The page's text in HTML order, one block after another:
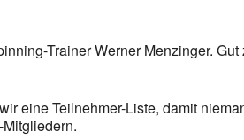
Trainer Werner Menzinger.
eine Teilnehmer-Liste, damit